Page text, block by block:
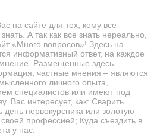
на сайте для тех, кому все
А так как все знать нереально,
«Много вопросов»! Здесь на
информативный ответ, на каждое
Размещенные здесь
частные мнения – являются
личного опыта,
специалистов или имеют под
Вас интересует, как: Сварить
первокурсника или золотую
профессией; Куда съездить в
у нас.